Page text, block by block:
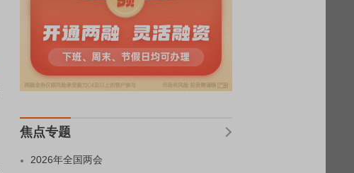
焦点专题
2026年全国两会